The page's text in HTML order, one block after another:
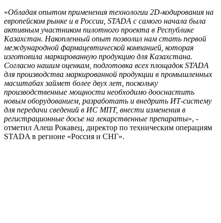
«Обладая опытом применения технологии 2D-кодирования на
европейском рынке и в России, STADA с самого начала была
активным участником пилотного проекта в Республике
Казахстан. Накопленный опыт позволил нам стать первой
международной фармацевтической компанией, которая
изготовила маркированную продукцию для Казахстана.
Согласно нашим оценкам, подготовка всех площадок STADA
для производства маркированной продукции в промышленных
масштабах займет более двух лет, поскольку
производственные мощности необходимо дооснастить
новым оборудованием, разработать и внедрить ИТ-систему
для передачи сведений в ИС МПТ, внести изменения в
регистрационные досье на лекарственные препараты», -
отметил Алеш Рокавец, директор по техническим операциям
STADA в регионе «Россия и СНГ».